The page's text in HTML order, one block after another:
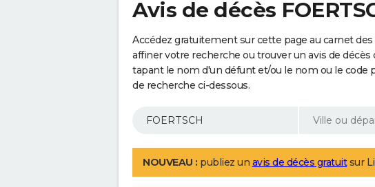
Avis de décès
Accédez gratuitement sur cette page au carnet des
affiner votre recherche ou trouver un avis de
tapant le nom d'un défunt et/ou le nom ou le
de recherche ci-dessous.
NOUVEAU : publiez un avis de décès gratuitsur